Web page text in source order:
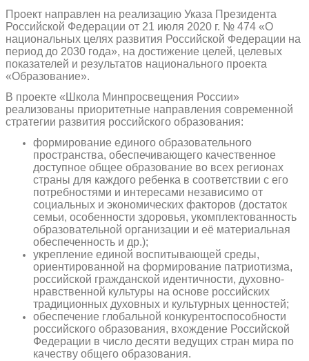
Проект направлен на реализацию Указа Президента
Российской Федерации от 21 июля 2020 г. № 474 «О
национальных целях развития Российской Федерации на
период до 2030 года», на достижение целей, целевых
показателей и результатов национального проекта
«Образование».
В проекте «Школа Минпросвещения России»
реализованы приоритетные направления современной
стратегии развития российского образования:
формирование единого образовательного
пространства, обеспечивающего качественное
доступное общее образование во всех регионах
страны для каждого ребенка в соответствии с его
потребностями и интересами независимо от
социальных и экономических факторов (достаток
семьи, особенности здоровья, укомплектованность
образовательной организации и её материальная
обеспеченность и др.);
укрепление единой воспитывающей среды,
ориентированной на формирование патриотизма,
российской гражданской идентичности, духовно-
нравственной культуры на основе российских
традиционных духовных и культурных ценностей;
обеспечение глобальной конкурентоспособности
российского образования, вхождение Российской
Федерации в число десяти ведущих стран мира по
качеству общего образования.